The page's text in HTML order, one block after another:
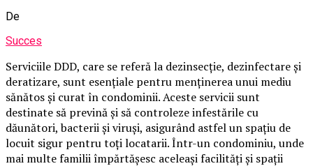
De
Succes
Serviciile DDD, care se referă la dezinsecție, dezinfectare și
deratizare, sunt esențiale pentru menținerea unui mediu
sănătos și curat în condominii. Aceste servicii sunt
destinate să prevină și să controleze infestările cu
dăunători, bacterii și viruși, asigurând astfel un spațiu de
locuit sigur pentru toți locatarii. Într-un condominiu, unde
mai multe familii împărtășesc aceleași facilități și spații